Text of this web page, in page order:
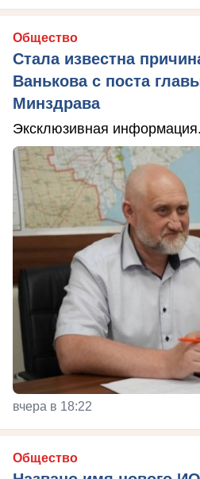
Общество
Стала известна
Ванькова с поста
Минздрава
Эксклюзивная информация.
вчера в 18:22
Общество